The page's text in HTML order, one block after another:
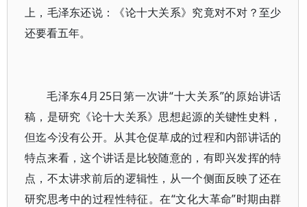
上，毛泽东还说：《论十大关系》究竟对不对？至少
还要看五年。
毛泽东4月25日第一次讲“十大关系”的原始讲话
稿，是研究《论十大关系》思想起源的关键性史料，
但迄今没有公开。从其仓促草成的过程和内部讲话的
特点来看，这个讲话是比较随意的，有即兴发挥的特
点，不太讲求前后的逻辑性，从一个侧面反映了还在
研究思考中的过程性特征。在“文化大革命”时期由群